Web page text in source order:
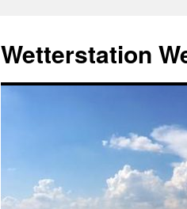
springen
Wetterstation